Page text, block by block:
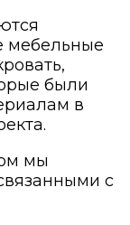
мебельные
были
в
мы
с